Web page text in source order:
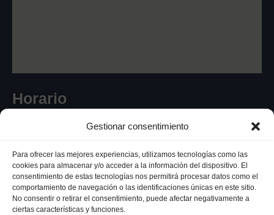
Gestionar consentimiento
Para ofrecer las mejores experiencias, utilizamos tecnologías como las
cookies para almacenar y/o acceder a la información del dispositivo. El
consentimiento de estas tecnologías nos permitirá procesar datos como el
comportamiento de navegación o las identificaciones únicas en este sitio.
No consentir o retirar el consentimiento, puede afectar negativamente a
ciertas características y funciones.
Horario
De Lunes a Viernes - de 8:00 a 20:30